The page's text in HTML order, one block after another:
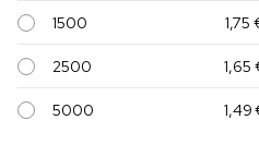
1500 1,75
2500 1,65
5000 1,49